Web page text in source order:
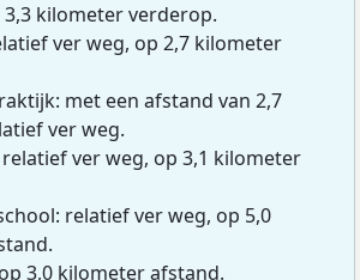
kilometer verderop.
ver weg, op 2,7 kilometer
met een afstand van 2,7
ver weg.
relatief ver weg, op 3,1 kilometer
relatief ver weg, op 5,0
3,0 kilometer afstand.